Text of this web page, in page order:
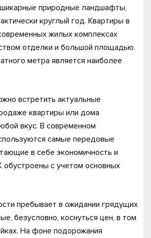
природные ландшафты,
круглый год. Квартиры в
жилых комплексах
отделки и большой площадью.
метра является наиболее
встретить актуальные
квартиры или дома
вкус. В современном
самые передовые
в себе экономичность и
обустроены с учетом основных
пребывает в ожидании грядущих
безусловно, коснуться цен, в том
На фоне подорожания